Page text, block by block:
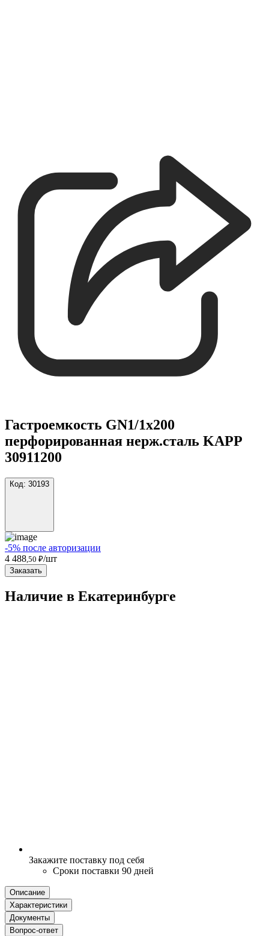
Гастроемкость GN1/1х200
перфорированная нерж.сталь KAPP
30911200
Код: 30193
-5% после авторизации
4 488 ,50 ₽/шт
Заказать
Наличие в Екатеринбургe
Закажите поставку под себя
Сроки поставки 90 дней
Описание
Характеристики
Документы
Вопрос-ответ